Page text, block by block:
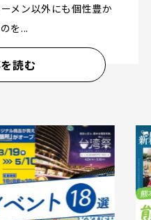
メン以外にも個性豊か
を...
読む